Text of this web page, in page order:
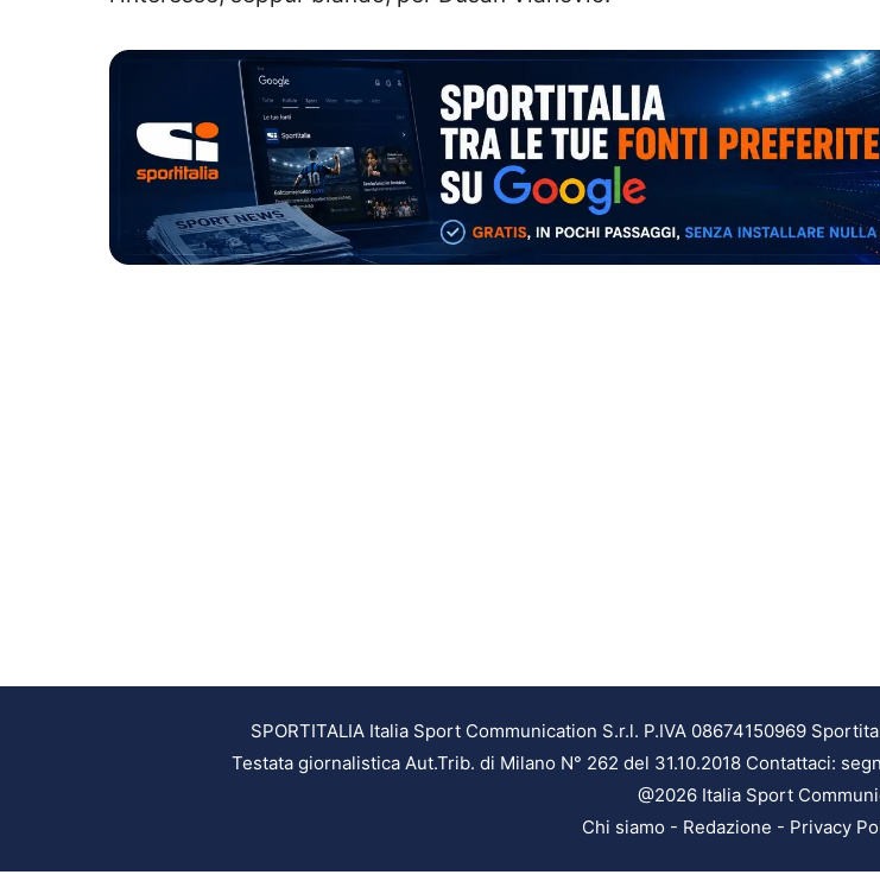
SPORTITALIA Italia Sport Communication S.r.l. P.IVA 08674150969
Testata giornalistica Aut.Trib. di Milano N° 262 del 31.10.2018 Contattaci:
@2026 Italia Sport
Chi siamo - Redazione - Privacy